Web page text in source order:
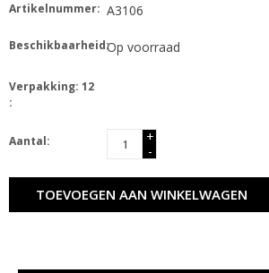
Artikelnummer: A3106
Beschikbaarheid:Op voorraad
Verpakking: 12
:
Aantal:
+
-
TOEVOEGEN AAN WINKELWAGEN